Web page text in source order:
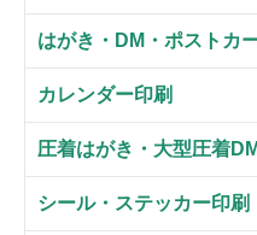
はがき・DM・ポストカ
カレンダー印刷
圧着はがき・大型圧着DM
シール・ステッカー印刷